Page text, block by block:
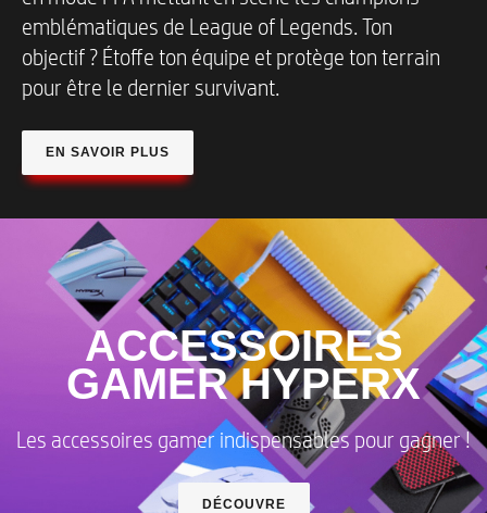
emblématiques de League of Legends. Ton
objectif ? Étoffe ton équipe et protège ton terrain
pour être le dernier survivant.
EN SAVOIR PLUS
ACCESSOIRES
GAMER HYPERX
Les accessoires gamer indispensables pour gagner !
DÉCOUVRE